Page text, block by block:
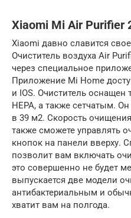
Xiaomi Mi Air Purifier
Xiaomi давно славится
Очиститель воздуха Air
через специальное
Приложение Mi Home
и IOS. Очиститель
НЕРА, а также сетчатым.
в 39 м2. Скорость
также сможете управлять
кнопок на панели вверху.
позволит вам включать
это совершенно не будет
выпускается две модели
антибактериальным и
хватит вам на полгода.